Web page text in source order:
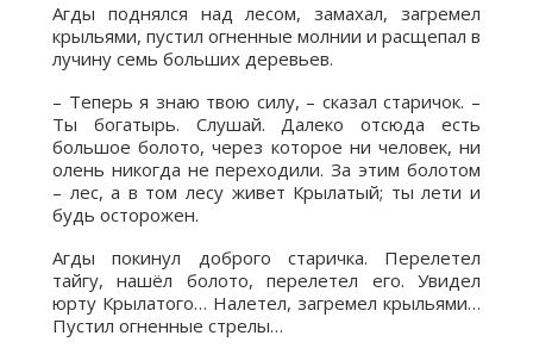
Агды поднялся над лесом, замахал, загремел
крыльями, пустил огненные молнии и расщепал в
лучину семь больших деревьев.
– Теперь я знаю твою силу, – сказал старичок. –
Ты богатырь. Слушай. Далеко отсюда есть
большое болото, через которое ни человек, ни
олень никогда не переходили. За этим болотом
– лес, а в том лесу живет Крылатый; ты лети и
будь осторожен.
Агды покинул доброго старичка. Перелетел
тайгу, нашёл болото, перелетел его. Увидел
юрту Крылатого… Налетел, загремел крыльями…
Пустил огненные стрелы…